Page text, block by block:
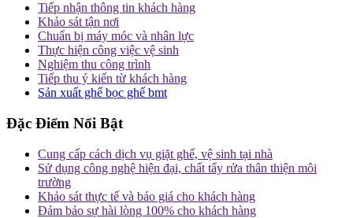
Tiếp nhận thông tin khách hàng
Khảo sát tận nơi
Chuẩn bị máy móc và nhân lực
Thực hiện công việc vệ sinh
Nghiệm thu công trình
Tiếp thu ý kiến từ khách hàng
Sản xuất ghế bọc ghế bmt
Đặc Điểm Nổi Bật
Cung cấp cách dịch vụ giặt ghế, vệ sinh tại nhà
Sử dụng công nghệ hiện đại, chất tẩy rửa thân thiện môi
trường
Khảo sát thực tế và báo giá cho khách hàng
Đảm bảo sự hài lòng 100% cho khách hàng